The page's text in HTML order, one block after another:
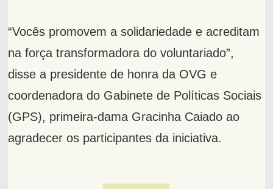
“Vocês promovem a solidariedade e acreditam
na força transformadora do voluntariado”,
disse a presidente de honra da OVG e
coordenadora do Gabinete de Políticas Sociais
(GPS), primeira-dama Gracinha Caiado ao
agradecer os participantes da iniciativa.